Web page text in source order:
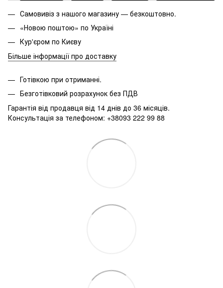
Самовивіз з нашого магазину — безкоштовно.
«Новою поштою» по Україні
Кур'єром по Києву
Більше інформації про доставку
Готівкою при отриманні.
Безготівковий розрахунок без ПДВ
Гарантія від продавця від 14 днів до 36 місяців.
Консультація за телефоном: +38093 222 99 88